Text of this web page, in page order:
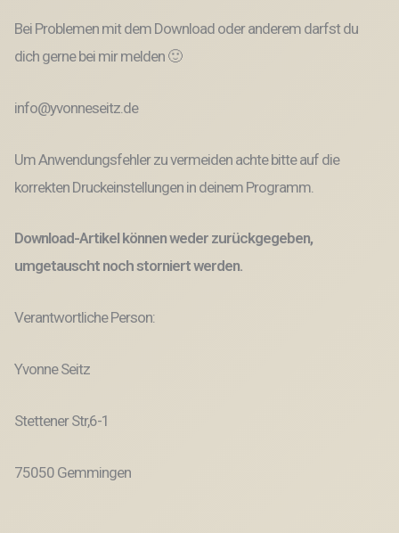
Bei Problemen mit dem Download oder anderem darfst du
dich gerne bei mir melden 🙂
info@yvonneseitz.de
Um Anwendungsfehler zu vermeiden achte bitte auf die
korrekten Druckeinstellungen in deinem Programm.
Download-Artikel können weder zurückgegeben,
umgetauscht noch storniert werden.
Verantwortliche Person:
Yvonne Seitz
Stettener Str,6-1
75050 Gemmingen